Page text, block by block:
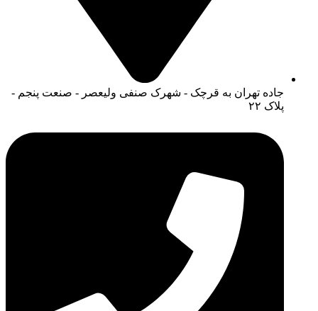
جاده تهران به قرچک - شهرک صنفی ولیعصر - صنعت پنجم -
پلاک ۲۲